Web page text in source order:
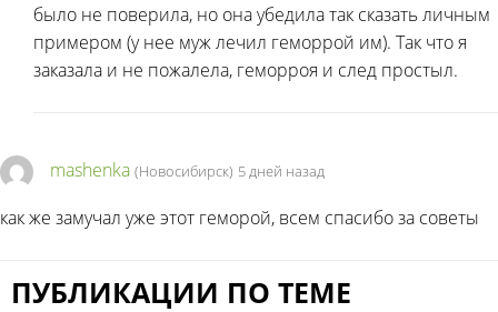
было не поверила, но она убедила так сказать личным
примером (у нее муж лечил геморрой им). Так что я
заказала и не пожалела, геморроя и след простыл.
mashenka (Новосибирск) 5 дней назад
как же замучал уже этот геморой, всем спасибо за советы
ПУБЛИКАЦИИ ПО ТЕМЕ